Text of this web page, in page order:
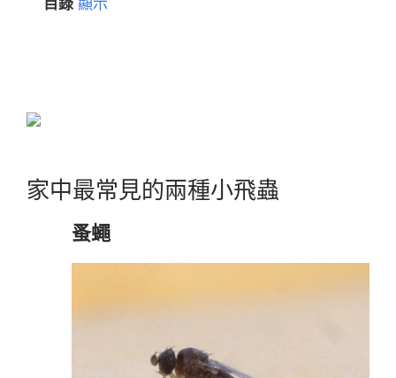
目錄 顯示
家中最常見的兩種小飛蟲
蚤蠅